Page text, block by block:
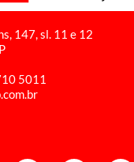
147, sl. 11 e 12
5011